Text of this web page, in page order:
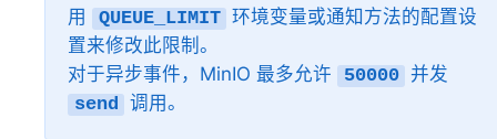
用
QUEUE_LIMIT 环境变量或通知方法的配置设
置来修改此限制。
对于异步事件，MinIO 最多允许
50000 并发
send 调用。